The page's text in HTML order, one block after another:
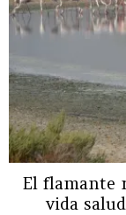
El flamante
vida